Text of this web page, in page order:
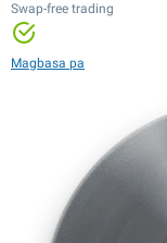
Swap-free trading
Magbasa pa
LeverageLeverage
Leverage